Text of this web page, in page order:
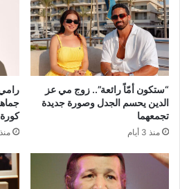
“ستكون أمّاً رائعة”.. زوج مي عز
الدين يحسم الجدل وصورة جديدة
تجمعهما
منذ 3 أيام منذ 3 أيام